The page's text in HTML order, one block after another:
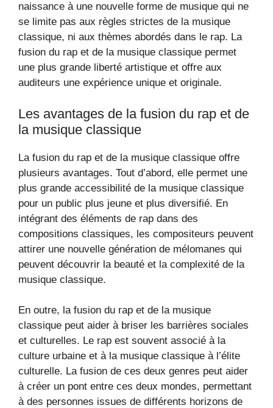
naissance à une nouvelle forme de musique qui ne
se limite pas aux règles strictes de la musique
classique, ni aux thèmes abordés dans le rap. La
fusion du rap et de la musique classique permet
une plus grande liberté artistique et offre aux
auditeurs une expérience unique et originale.
Les avantages de la fusion du rap et de
la musique classique
La fusion du rap et de la musique classique offre
plusieurs avantages. Tout d’abord, elle permet une
plus grande accessibilité de la musique classique
pour un public plus jeune et plus diversifié. En
intégrant des éléments de rap dans des
compositions classiques, les compositeurs peuvent
attirer une nouvelle génération de mélomanes qui
peuvent découvrir la beauté et la complexité de la
musique classique.
En outre, la fusion du rap et de la musique
classique peut aider à briser les barrières sociales
et culturelles. Le rap est souvent associé à la
culture urbaine et à la musique classique à l’élite
culturelle. La fusion de ces deux genres peut aider
à créer un pont entre ces deux mondes, permettant
à des personnes issues de différents horizons de